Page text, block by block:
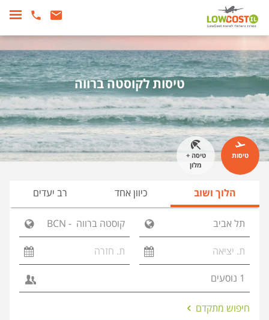
טיסות
טיסה +
מלון
טיסות לקוסטה ברווה
הלוך ושוב כיוון אחד רב יעדים
חיפוש מתקדם אפשרויות